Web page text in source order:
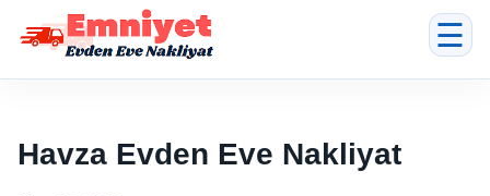
☰
Havza Evden Eve Nakliyat